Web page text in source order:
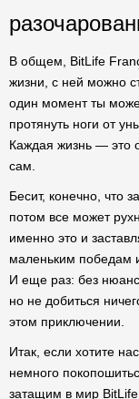
В общем, BitLife
жизни, с ней можно
один момент ты
протянуть ноги от
Каждая жизнь — это
сам.
Бесит, конечно, что
потом все может
именно это и
маленьким победам и
И еще раз: без
но не добиться
этом приключении.
Итак, если хотите
немного
затащим в мир